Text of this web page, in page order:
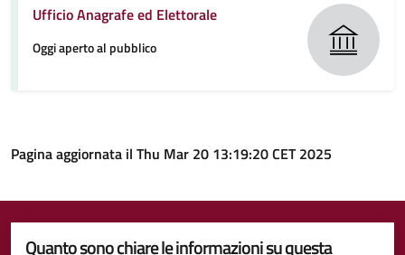
Ufficio Anagrafe ed Elettorale
Oggi aperto al pubblico
Pagina aggiornata il Thu Mar 20 13:19:20 CET 2025
Quanto sono chiare le informazioni su questa